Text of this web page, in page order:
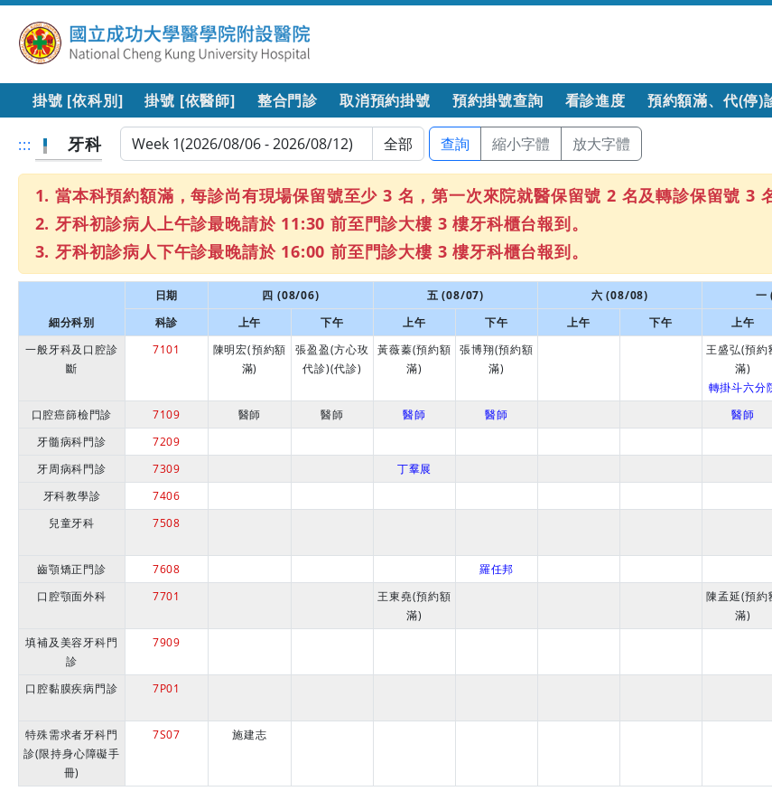
掛號 [依科別] 掛號 [依醫師] 整合門診 取消預約掛號 預約掛號查詢 看診進度 預約額滿、代(停)
::: 牙科 查詢 縮小字體 放大字體
當本科預約額滿，每診尚有現場保留號至少 3 名，第一次來院就醫保留號 2 名及轉診保留號 3 名
牙科初診病人上午診最晚請於 11:30 前至門診大樓 3 樓牙科櫃台報到。
牙科初診病人下午診最晚請於 16:00 前至門診大樓 3 樓牙科櫃台報到。
細分科別
日期 四 (08/06) 五 (08/07) 六 (08/08) 一
科診
上午 下午 上午 下午 上午 下午 上午
一般牙科及口腔診
斷
7101
陳明宏(預約額
滿)
張盈盈(方心玫
代診)(代診)
黃薇蓁(預約額
滿)
張博翔(預約額
滿)
王盛弘(預約
滿)
轉掛斗六分
口腔癌篩檢門診 7109 醫師 醫師 醫師 醫師 醫師
牙髓病科門診
7209
牙周病科門診
7309 丁羣展
牙科教學診
7406
兒童牙科
7508
齒顎矯正門診
7608 羅任邦
口腔顎面外科
7701
王東堯(預約額
滿)
陳孟延(預約
滿)
填補及美容牙科門
診
7909
口腔黏膜疾病門診
7P01
特殊需求者牙科門
診(限持身心障礙手
冊)
7S07 施建志